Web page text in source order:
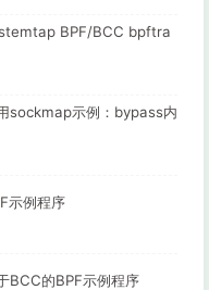
BPF/BCC bpftra
sockmap示例：bypass内
示例程序
BCC的BPF示例程序